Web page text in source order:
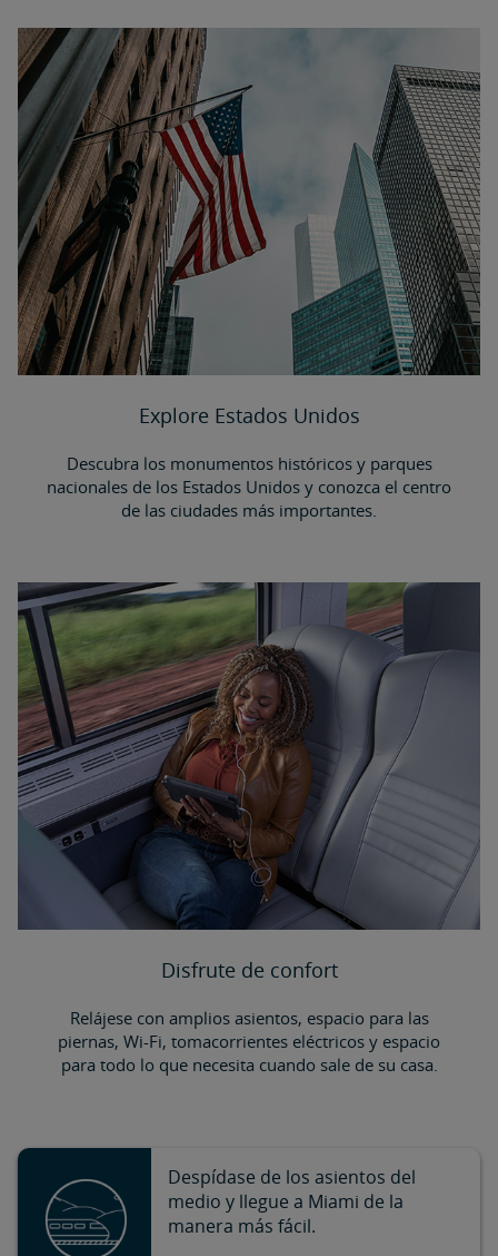
Explore Estados Unidos
Descubra los monumentos históricos y parques
nacionales de los Estados Unidos y conozca el centro
de las ciudades más importantes.
Disfrute de confort
Relájese con amplios asientos, espacio para las
piernas, Wi-Fi, tomacorrientes eléctricos y espacio
para todo lo que necesita cuando sale de su casa.
Despídase de los asientos del
medio y llegue a Miami de la
manera más fácil.